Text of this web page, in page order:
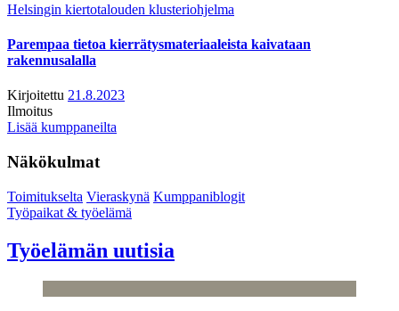
Helsingin kiertotalouden klusteriohjelma
Parempaa tietoa kierrätysmateriaaleista kaivataan
rakennusalalla
Kirjoitettu 21.8.2023
Ilmoitus
Lisää kumppaneilta
Näkökulmat
Toimitukselta Vieraskynä Kumppaniblogit
Työpaikat & työelämä
Työelämän uutisia